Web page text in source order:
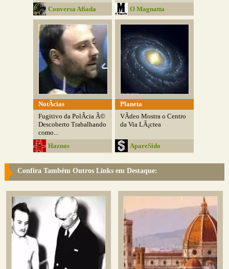
Conversa Afiada
O Magnatta
NotÃ­cias
Fugitivo da PolÃ­cia Ã©
Descoberto Trabalhando
como...
Haznos
Planeta
VÃ­deo Mostra o Centro
da Via LÃ¡ctea
ApareSido
Confira Também Outros Links em Destaque: